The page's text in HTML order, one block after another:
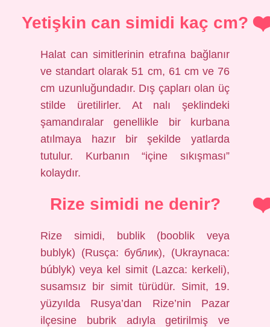
Yetişkin can simidi kaç cm?
Halat can simitlerinin etrafına bağlanır
ve standart olarak 51 cm, 61 cm ve 76
cm uzunluğundadır. Dış çapları olan üç
stilde üretilirler. At nalı şeklindeki
şamandıralar genellikle bir kurbana
atılmaya hazır bir şekilde yatlarda
tutulur. Kurbanın “içine sıkışması”
kolaydır.
Rize simidi ne denir?
Rize simidi, bublik (booblik veya
bublyk) (Rusça: бублик), (Ukraynaca:
búblyk) veya kel simit (Lazca: kerkeli),
susamsız bir simit türüdür. Simit, 19.
yüzyılda Rusya’dan Rize’nin Pazar
ilçesine bubrik adıyla getirilmiş ve